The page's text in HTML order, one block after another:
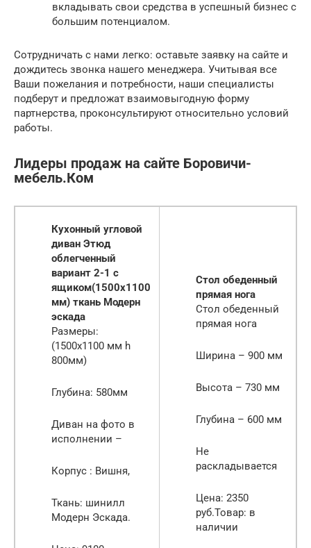
вкладывать свои средства в успешный бизнес с
большим потенциалом.
Сотрудничать с нами легко: оставьте заявку на сайте и
дождитесь звонка нашего менеджера. Учитывая все
Ваши пожелания и потребности, наши специалисты
подберут и предложат взаимовыгодную форму
партнерства, проконсультируют относительно условий
работы.
Лидеры продаж на сайте Боровичи-
мебель.Ком
Кухонный угловой
диван Этюд
облегченный
вариант 2-1 с
ящиком(1500х1100
мм) ткань Модерн
эскада
Размеры:
(1500х1100 мм h
800мм)
Глубина: 580мм
Диван на фото в
исполнении –
Корпус : Вишня,
Ткань: шинилл
Модерн Эскада.
Стол обеденный
прямая нога
Стол обеденный
прямая нога
Ширина – 900 мм
Высота – 730 мм
Глубина – 600 мм
Не
раскладывается
Цена: 2350
руб.Товар: в
наличии